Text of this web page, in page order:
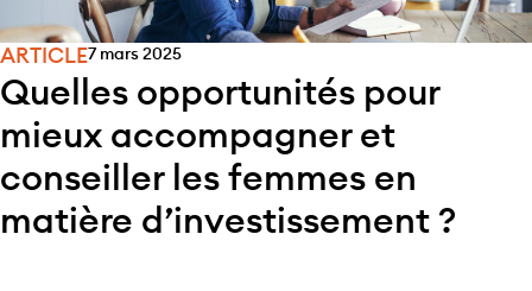
ARTICLE7 mars 2025
Quelles opportunités pour
mieux accompagner et
conseiller les femmes en
matière d’investissement ?